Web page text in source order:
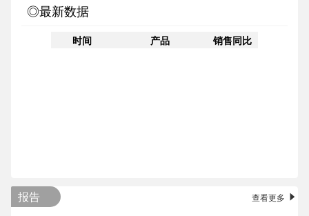
◎最新数据
时间 产品 销售同比
报告 查看更多